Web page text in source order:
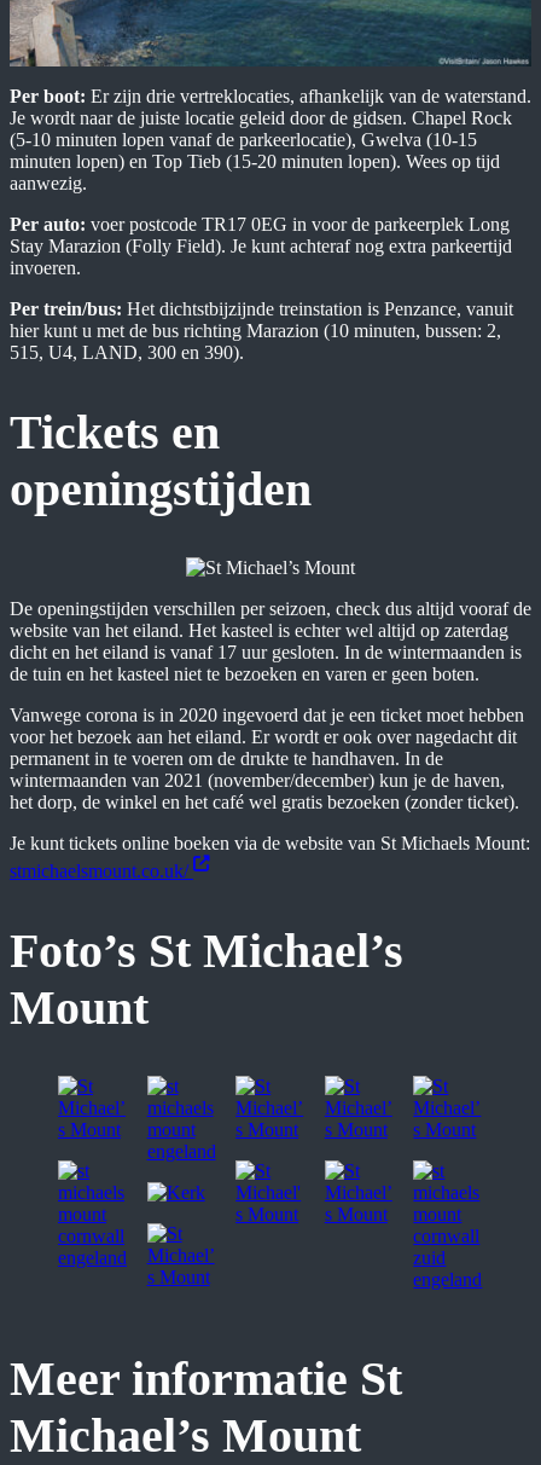
Per boot: Er zijn drie vertreklocaties, afhankelijk van de waterstand.
Je wordt naar de juiste locatie geleid door de gidsen. Chapel Rock
(5-10 minuten lopen vanaf de parkeerlocatie), Gwelva (10-15
minuten lopen) en Top Tieb (15-20 minuten lopen). Wees op tijd
aanwezig.
Per auto: voer postcode TR17 0EG in voor de parkeerplek Long
Stay Marazion (Folly Field). Je kunt achteraf nog extra parkeertijd
invoeren.
Per trein/bus: Het dichtstbijzijnde treinstation is Penzance, vanuit
hier kunt u met de bus richting Marazion (10 minuten, bussen: 2,
515, U4, LAND, 300 en 390).
Tickets en
openingstijden
De openingstijden verschillen per seizoen, check dus altijd vooraf de
website van het eiland. Het kasteel is echter wel altijd op zaterdag
dicht en het eiland is vanaf 17 uur gesloten. In de wintermaanden is
de tuin en het kasteel niet te bezoeken en varen er geen boten.
Vanwege corona is in 2020 ingevoerd dat je een ticket moet hebben
voor het bezoek aan het eiland. Er wordt er ook over nagedacht dit
permanent in te voeren om de drukte te handhaven. In de
wintermaanden van 2021 (november/december) kun je de haven,
het dorp, de winkel en het café wel gratis bezoeken (zonder ticket).
Je kunt tickets online boeken via de website van St Michaels Mount:
stmichaelsmount.co.uk/
Foto’s St Michael’s
Mount
Meer informatie St
Michael’s Mount